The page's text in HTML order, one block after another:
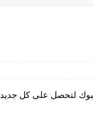
لتحصل على كل جديد